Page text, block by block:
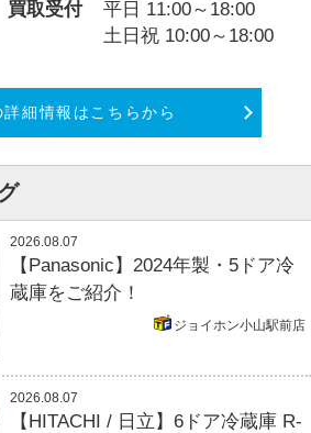
買取受付
平日 11:00～18:00
土日祝 10:00～18:00
詳細情報はこちらから
2026.08.07
【Panasonic】2024年製・5ドア冷
蔵庫をご紹介！
ジョイホン小山駅前店
2026.08.07
【HITACHI / 日立】6ドア冷蔵庫 R-